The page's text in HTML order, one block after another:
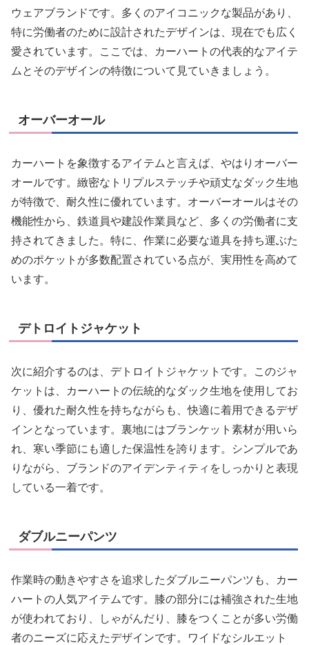
ウェアブランドです。多くのアイコニックな製品があり、
特に労働者のために設計されたデザインは、現在でも広く
愛されています。ここでは、カーハートの代表的なアイテ
ムとそのデザインの特徴について見ていきましょう。
オーバーオール
カーハートを象徴するアイテムと言えば、やはりオーバー
オールです。緻密なトリプルステッチや頑丈なダック生地
が特徴で、耐久性に優れています。オーバーオールはその
機能性から、鉄道員や建設作業員など、多くの労働者に支
持されてきました。特に、作業に必要な道具を持ち運ぶた
めのポケットが多数配置されている点が、実用性を高めて
います。
デトロイトジャケット
次に紹介するのは、デトロイトジャケットです。このジャ
ケットは、カーハートの伝統的なダック生地を使用してお
り、優れた耐久性を持ちながらも、快適に着用できるデザ
インとなっています。裏地にはブランケット素材が用いら
れ、寒い季節にも適した保温性を誇ります。シンプルであ
りながら、ブランドのアイデンティティをしっかりと表現
している一着です。
ダブルニーパンツ
作業時の動きやすさを追求したダブルニーパンツも、カー
ハートの人気アイテムです。膝の部分には補強された生地
が使われており、しゃがんだり、膝をつくことが多い労働
者のニーズに応えたデザインです。ワイドなシルエット